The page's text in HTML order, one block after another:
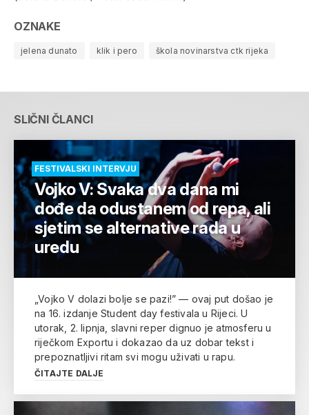
OZNAKE
jelena dunato klik i pero škola novinarstva ctk rijeka
SLIČNI ČLANCI
FESTIVALSKI INTERVJU
Vojko V: Svaka dva dana mi
dođe da odustanem od repa, ali
sjetim se alternative rada u
uredu
„Vojko V dolazi bolje se pazi!” — ovaj put došao je
na 16. izdanje Student day festivala u Rijeci. U
utorak, 2. lipnja, slavni reper dignuo je atmosferu u
riječkom Exportu i dokazao da uz dobar tekst i
prepoznatljivi ritam svi mogu uživati u rapu.
ČITAJTE DALJE